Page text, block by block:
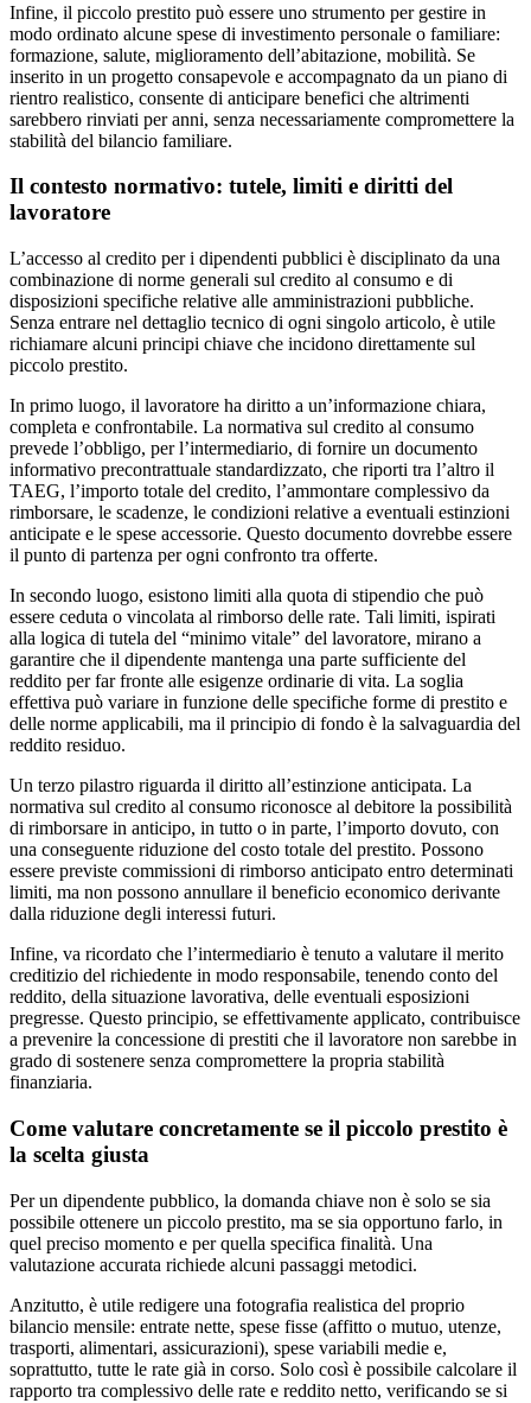
Infine, il piccolo prestito può essere uno strumento per gestire in
modo ordinato alcune spese di investimento personale o familiare:
formazione, salute, miglioramento dell’abitazione, mobilità. Se
inserito in un progetto consapevole e accompagnato da un piano di
rientro realistico, consente di anticipare benefici che altrimenti
sarebbero rinviati per anni, senza necessariamente compromettere la
stabilità del bilancio familiare.
Il contesto normativo: tutele, limiti e diritti del
lavoratore
L’accesso al credito per i dipendenti pubblici è disciplinato da una
combinazione di norme generali sul credito al consumo e di
disposizioni specifiche relative alle amministrazioni pubbliche.
Senza entrare nel dettaglio tecnico di ogni singolo articolo, è utile
richiamare alcuni principi chiave che incidono direttamente sul
piccolo prestito.
In primo luogo, il lavoratore ha diritto a un’informazione chiara,
completa e confrontabile. La normativa sul credito al consumo
prevede l’obbligo, per l’intermediario, di fornire un documento
informativo precontrattuale standardizzato, che riporti tra l’altro il
TAEG, l’importo totale del credito, l’ammontare complessivo da
rimborsare, le scadenze, le condizioni relative a eventuali estinzioni
anticipate e le spese accessorie. Questo documento dovrebbe essere
il punto di partenza per ogni confronto tra offerte.
In secondo luogo, esistono limiti alla quota di stipendio che può
essere ceduta o vincolata al rimborso delle rate. Tali limiti, ispirati
alla logica di tutela del “minimo vitale” del lavoratore, mirano a
garantire che il dipendente mantenga una parte sufficiente del
reddito per far fronte alle esigenze ordinarie di vita. La soglia
effettiva può variare in funzione delle specifiche forme di prestito e
delle norme applicabili, ma il principio di fondo è la salvaguardia del
reddito residuo.
Un terzo pilastro riguarda il diritto all’estinzione anticipata. La
normativa sul credito al consumo riconosce al debitore la possibilità
di rimborsare in anticipo, in tutto o in parte, l’importo dovuto, con
una conseguente riduzione del costo totale del prestito. Possono
essere previste commissioni di rimborso anticipato entro determinati
limiti, ma non possono annullare il beneficio economico derivante
dalla riduzione degli interessi futuri.
Infine, va ricordato che l’intermediario è tenuto a valutare il merito
creditizio del richiedente in modo responsabile, tenendo conto del
reddito, della situazione lavorativa, delle eventuali esposizioni
pregresse. Questo principio, se effettivamente applicato, contribuisce
a prevenire la concessione di prestiti che il lavoratore non sarebbe in
grado di sostenere senza compromettere la propria stabilità
finanziaria.
Come valutare concretamente se il piccolo prestito è
la scelta giusta
Per un dipendente pubblico, la domanda chiave non è solo se sia
possibile ottenere un piccolo prestito, ma se sia opportuno farlo, in
quel preciso momento e per quella specifica finalità. Una
valutazione accurata richiede alcuni passaggi metodici.
Anzitutto, è utile redigere una fotografia realistica del proprio
bilancio mensile: entrate nette, spese fisse (affitto o mutuo, utenze,
trasporti, alimentari, assicurazioni), spese variabili medie e,
soprattutto, tutte le rate già in corso. Solo così è possibile calcolare il
rapporto tra complessivo delle rate e reddito netto, verificando se si